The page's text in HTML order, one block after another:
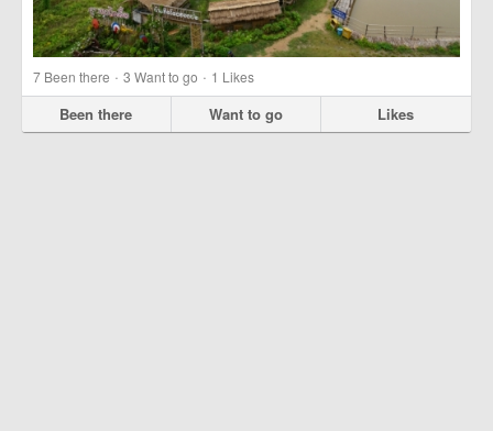
7 Been there · 3 Want to go · 1 Likes
Been there Want to go Likes